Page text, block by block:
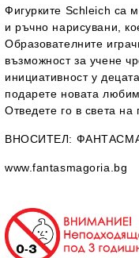
Фигурките Schleich са
и ръчно нарисувани,
Образователните
възможност за учене
инициативност у
подарете новата
Отведете го в света на
ВНОСИТЕЛ:
www.fantasmagoria.bg